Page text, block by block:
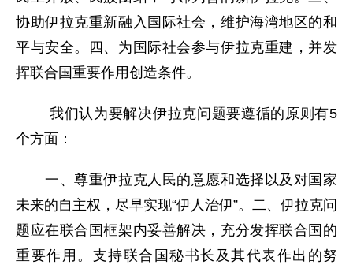
协助伊拉克重新融入国际社会，维护海湾地区的和
平与安全。四、为国际社会参与伊拉克重建，并发
挥联合国重要作用创造条件。
我们认为要解决伊拉克问题要遵循的原则有5
个方面：
一、尊重伊拉克人民的意愿和选择以及对国家
未来的自主权，尽早实现“伊人治伊”。二、伊拉克问
题应在联合国框架内妥善解决，充分发挥联合国的
重要作用。支持联合国秘书长及其代表作出的努